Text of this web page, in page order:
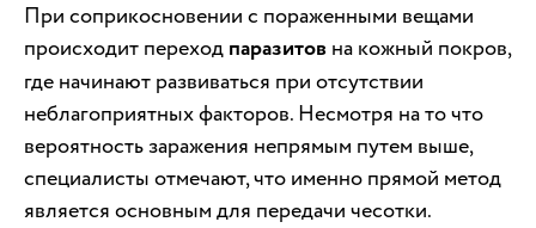
При соприкосновении с пораженными вещами
происходит переход паразитов на кожный покров,
где начинают развиваться при отсутствии
неблагоприятных факторов. Несмотря на то что
вероятность заражения непрямым путем выше,
специалисты отмечают, что именно прямой метод
является основным для передачи чесотки.